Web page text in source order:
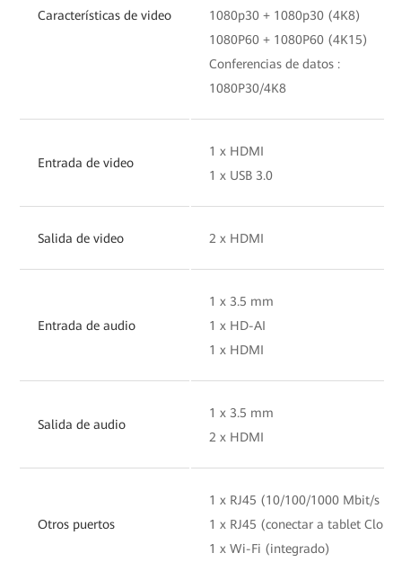
Características de video
1080p30 + 1080p30 (4K8)
1080P60 + 1080P60 (4K15)
Conferencias de datos :
1080P30/4K8
Entrada de video
1 x HDMI
1 x USB 3.0
Salida de video 2 x HDMI
Entrada de audio
1 x 3.5 mm
1 x HD-AI
1 x HDMI
Salida de audio
1 x 3.5 mm
2 x HDMI
Otros puertos
1 x RJ45 (10/100/1000 Mbit/s
1 x RJ45 (conectar a tablet
1 x Wi-Fi (integrado)